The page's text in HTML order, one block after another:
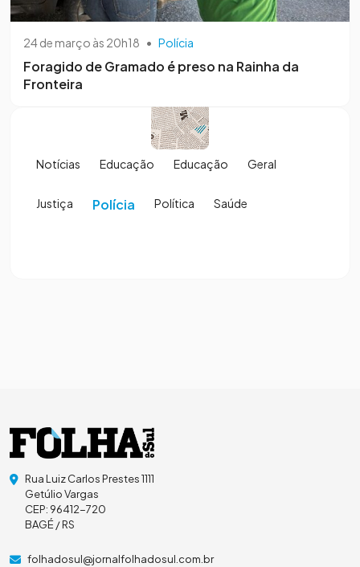
24 de março às 20h18 • Polícia
Foragido de Gramado é preso na Rainha da
Fronteira
Notícias Educação Educação Geral
Justiça Polícia Política Saúde
Rua Luiz Carlos Prestes 1111
Getúlio Vargas
CEP: 96412-720
BAGÉ / RS
folhadosul@jornalfolhadosul.com.br